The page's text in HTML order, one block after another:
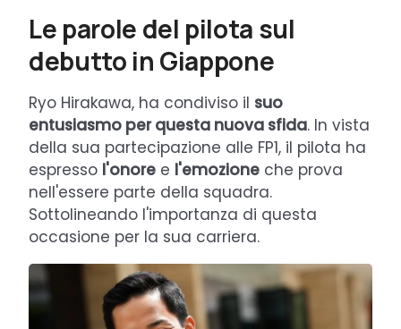
Le parole del pilota sul
debutto in Giappone
Ryo Hirakawa, ha condiviso il suo
entusiasmo per questa nuova sfida. In vista
della sua partecipazione alle FP1, il pilota ha
espresso l'onore e l'emozione che prova
nell'essere parte della squadra.
Sottolineando l'importanza di questa
occasione per la sua carriera.